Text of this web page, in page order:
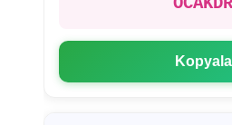
Kopyala